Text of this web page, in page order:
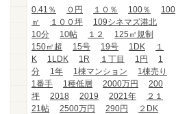
0.41％ ０円 １０％ 100％
100
㎡
１００坪
109シネマズ港北
10分
10帖 １２
125㎡規制
150㎡超
15号 19号 1DK
１
K
1LDK 1R １丁目 1円
1
分
1年 1棟マンション
1棟売り
1番手
1種低層 2000万円
200
坪
2018 2019 2021年
２１
21帖
2500万円 290円
２DK